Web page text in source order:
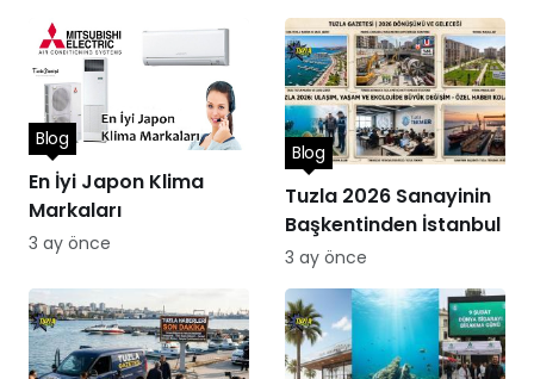
En İyi Japon Klima
Markaları
Blog
3 ay önce
Tuzla 2026 Sanayinin
Başkentinden İstanbul
Blog
3 ay önce